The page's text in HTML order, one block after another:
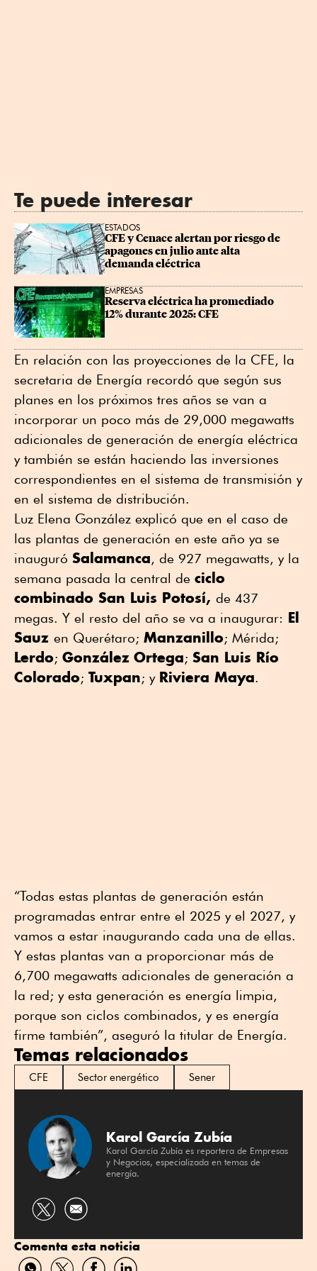
Te puede interesar
ESTADOS
CFE y Cenace alertan por riesgo de
apagones en julio ante alta
demanda eléctrica
EMPRESAS
Reserva eléctrica ha promediado
12% durante 2025: CFE
En relación con las proyecciones de la CFE, la
secretaria de Energía recordó que según sus
planes en los próximos tres años se van a
incorporar un poco más de 29,000 megawatts
adicionales de generación de energía eléctrica
y también se están haciendo las inversiones
correspondientes en el sistema de transmisión y
en el sistema de distribución.
Luz Elena González explicó que en el caso de
las plantas de generación en este año ya se
inauguró Salamanca, de 927 megawatts, y la
semana pasada la central de ciclo
combinado San Luis Potosí, de 437
megas. Y el resto del año se va a inaugurar: El
Sauz en Querétaro; Manzanillo; Mérida;
Lerdo; González Ortega; San Luis Río
Colorado; Tuxpan; y Riviera Maya.
“Todas estas plantas de generación están
programadas entrar entre el 2025 y el 2027, y
vamos a estar inaugurando cada una de ellas.
Y estas plantas van a proporcionar más de
6,700 megawatts adicionales de generación a
la red; y esta generación es energía limpia,
porque son ciclos combinados, y es energía
firme también”, aseguró la titular de Energía.
Temas relacionados
CFE Sector energético Sener
Karol García Zubía
Karol García Zubía es reportera de Empresas
y Negocios, especializada en temas de
energía.
Compartir
Twitter
Comenta esta noticia